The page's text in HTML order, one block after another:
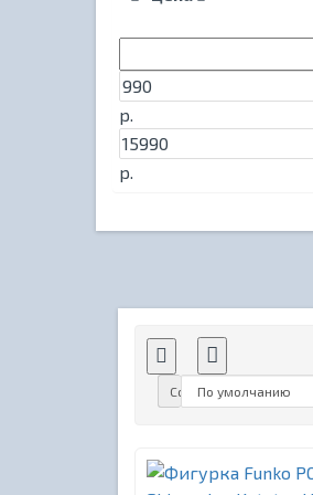
р.
р.
Сортировка: